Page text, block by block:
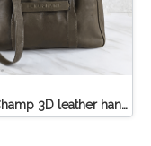
Long Champ 3D leather handbag